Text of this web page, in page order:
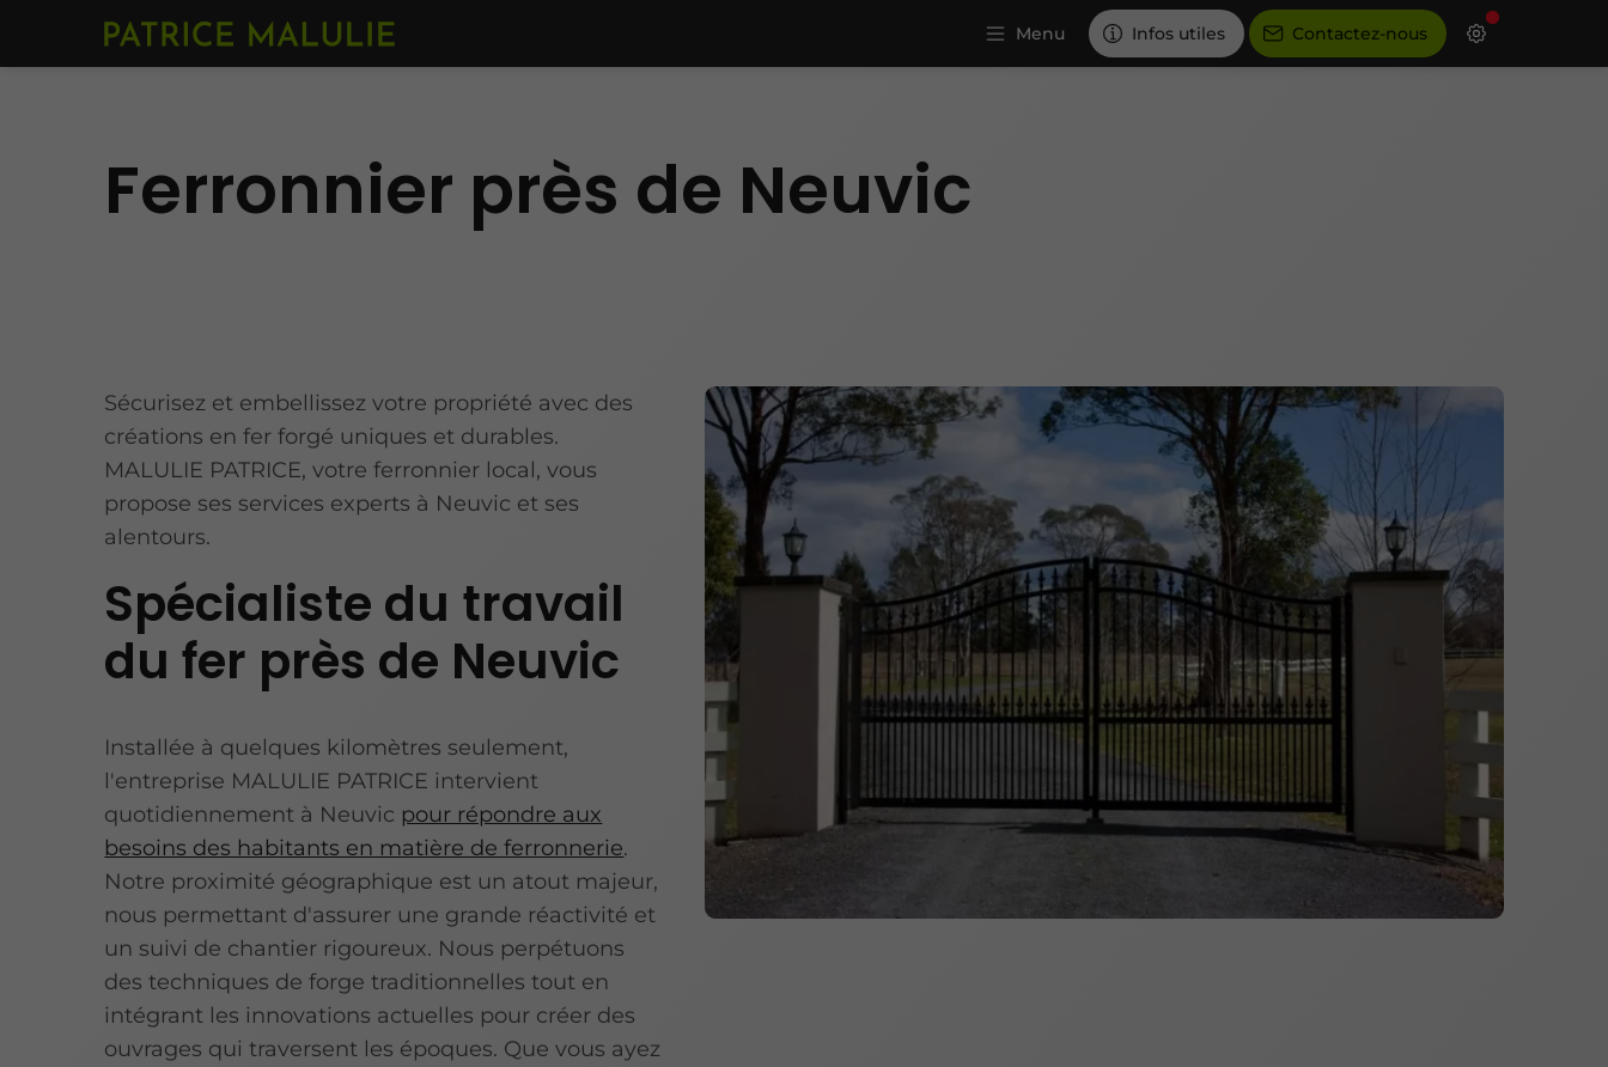
Menu Infos utiles Contactez-nous
Ferronnier près de Neuvic
Sécurisez et embellissez votre propriété avec des
créations en fer forgé uniques et durables.
MALULIE PATRICE, votre ferronnier local, vous
propose ses services experts à Neuvic et ses
alentours.
Spécialiste du travail
du fer près de Neuvic
Installée à quelques kilomètres seulement,
l'entreprise MALULIE PATRICE intervient
quotidiennement à Neuvic pour répondre aux
besoins des habitants en matière de ferronnerie.
Notre proximité géographique est un atout majeur,
nous permettant d'assurer une grande réactivité et
un suivi de chantier rigoureux. Nous perpétuons
des techniques de forge traditionnelles tout en
intégrant les innovations actuelles pour créer des
ouvrages qui traversent les époques. Que vous ayez